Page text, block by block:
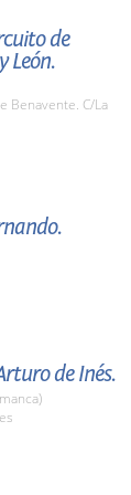
de
León.
Benavente. C/La
de Inés.